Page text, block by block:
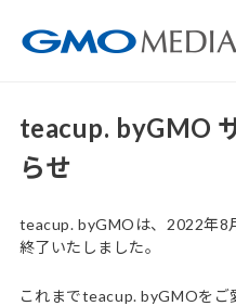
teacup. byGMO
らせ
teacup. byGMOは、2022年8
終了いたしました。
これまでteacup. byGMOをご